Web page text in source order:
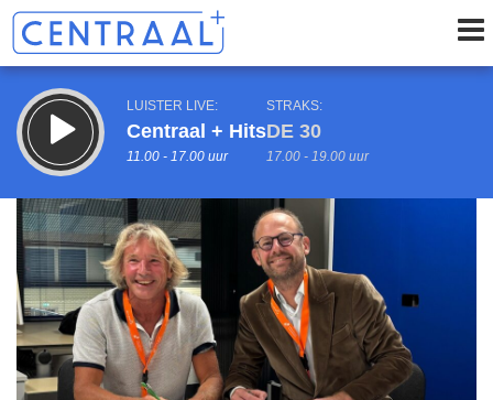
LUISTER LIVE:
Centraal + Hits
11.00 - 17.00 uur
STRAKS:
DE 30
17.00 - 19.00 uur
Vorig uur uur 1 van 0
Inklappen